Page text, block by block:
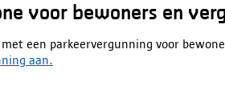
voor bewoners en
met een parkeervergunning voor
aan.